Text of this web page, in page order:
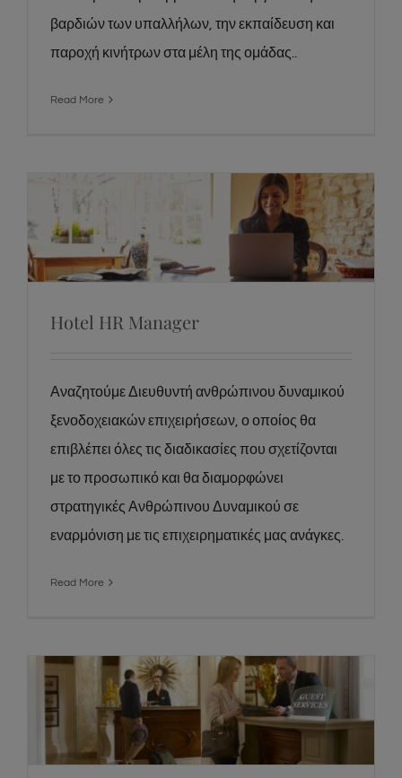
βαρδιών των υπαλλήλων, την εκπαίδευση και
παροχή κινήτρων στα μέλη της ομάδας..
Read More
Hotel HR Manager
Hotel HR Manager
Αναζητούμε Διευθυντή ανθρώπινου δυναμικού
ξενοδοχειακών επιχειρήσεων, ο οποίος θα
επιβλέπει όλες τις διαδικασίες που σχετίζονται
με το προσωπικό και θα διαμορφώνει
στρατηγικές Ανθρώπινου Δυναμικού σε
εναρμόνιση με τις επιχειρηματικές μας ανάγκες.
Read More
Guest Relations Manager